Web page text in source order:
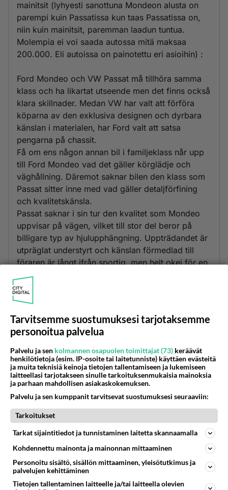
mainitsit (lyhyesti sanottuna Mondeon alusta on
parempi kuin Passatissa kun taas Passatissa on,
niin kuin mainitsit, paremman laadun tuntua.
Molempia ei voi saada autossa mitä maksaa
200.000. Eli autoissa on painotettu eri asioihin) :
Ford Mondeo och VW Passat må tillhöra samma
klass och ha likartat utseende men det finns också
klara skillnader. Medan VW har valt att förföra
köparna av den exklusiva designen och dyrbara
känslan i materialen, har Ford valt att satsa
pengarna på chassit.
Få om ens någon annan bil i familjeklass når upp
till Ford Mondeo vad det gäller körglädje och
väghållning. Däremot saknar bilen den klass som
Passat sitter inne med vad gäller detaljförfining
och kvalitetskänsla.
Passat saknar i sin tur den kvalitet som Mondeo
uppvisar på vägen, vilket till stor del beror på
billigare typ av hjulupphängning. Uppträdandet är
utpräglat understyrt och känslan förmedlad till
föraren är långt ifrån sportig, men helt okej för en
den familjebil som Passat utger sig för att vara.
Anledningen till att båda bilarna briljerar på olika
punkter och uppvisar brister på andra, är att det
biltillverkare kan göra på en bil för cirka 200 000
kronor.
Satsar man som Ford det mesta av krutet på
chassiet, finns helt enkelt mindre krut över till
annat. Allt är en fråga om prioritering.
Vilken av de båda bilarna man väljer är en fråga
om prioritering. Snyggt bygge med högklassig
känsla eller spänstigt och sportigt, båda bäst i
klassen på sitt eget vis. Men jag är nog mest
frestad av en Ford Mondeo kombi 2,0. Mycket
familjebil för pengarna.
Äänestä Kommentoi
Tarvitsemme suostumuksesi tarjotaksemme
personoitua palvelua
Palvelu ja sen kolmannen osapuolen toimittajat (73) keräävät
henkilötietoja (esim. IP-osoite tai laitetunniste) käyttäen evästeitä
ja muita teknisiä keinoja tietojen tallentamiseen ja lukemiseen
laitteellasi tarjotakseen sinulle tarkoituksenmukaisia mainoksia
ja parhaan mahdollisen asiakaskokemuksen.
Palvelu ja sen kumppanit tarvitsevat suostumuksesi seuraaviin:
Tarkoitukset
Tarkat sijaintitiedot ja tunnistaminen laitetta skannaamalla
Kohdennettu mainonta ja mainonnan mittaaminen
Personoitu sisältö, sisällön mittaaminen, yleisötutkimus ja
palvelujen kehittäminen
Tietojen tallentaminen laitteelle ja/tai laitteella olevien